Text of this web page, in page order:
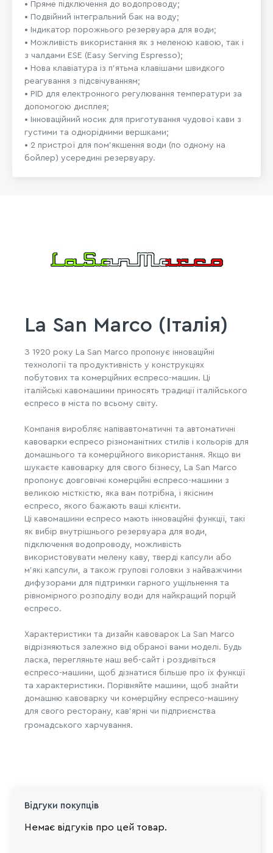
• Пряме підключення до водопроводу;
• Подвійний інтегральний бак на воду;
• Індикатор порожнього резервуара для води;
• Можливість використання як з меленою кавою, так і
з чалдами ESE (Easy Serving Espresso);
• Нова клавіатура із п'ятьма клавішами швидкого
реагування з підсвічуванням;
• PID для електронного регулювання температури за
допомогою дисплея;
• Інноваційний носик для приготування чудової кави з
густими та однорідними вершками;
• 2 пристрої для пом'якшення води (по одному на
бойлер) усередині резервуару.
La San Marco (Італія)
З 1920 року La San Marco пропонує інноваційні
технології та продуктивність у конструкціях
побутових та комерційних еспресо-машин. Ці
італійські кавомашини приносять традиції італійського
еспресо в міста по всьому світу.
Компанія виробляє напівавтоматичні та автоматичні
кавоварки еспресо різноманітних стилів і кольорів для
домашнього та комерційного використання. Якщо ви
шукаєте кавоварку для свого бізнесу, La San Marco
пропонує довговічні комерційні еспресо-машини з
великою місткістю, яка вам потрібна, і якісним
еспресо, якого бажають ваші клієнти.
Ці кавомашини еспресо мають інноваційні функції, такі
як вибір внутрішнього резервуара для води,
підключення водопроводу, можливість
використовувати мелену каву, тверді капсули або
м’які капсули, а також групові головки з найважчими
дифузорами для підтримки гарного ущільнення та
рівномірного розподілу води для найкращий порцій
еспресо.
Характеристики та дизайн кавоварок La San Marco
відрізняються залежно від обраної вами моделі. Будь
ласка, перегляньте наш веб-сайт і роздивіться
еспресо-машини, щоб дізнатися більше про їх функції
та характеристики. Порівняйте машини, щоб знайти
домашню кавоварку чи комерційну еспресо-машину
для свого ресторану, кав’ярні чи підприємства
громадського харчування.
Відгуки покупців
Немає відгуків про цей товар.